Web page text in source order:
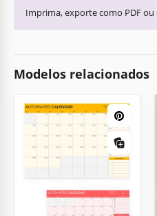
Imprima, exporte como PDF
Modelos relacionados